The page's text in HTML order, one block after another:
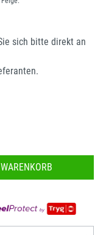
sich bitte direkt an
Wert